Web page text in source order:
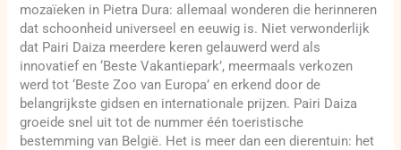
mozaïeken in Pietra Dura: allemaal wonderen die herinneren
dat schoonheid universeel en eeuwig is. Niet verwonderlijk
dat Pairi Daiza meerdere keren gelauwerd werd als
innovatief en ‘Beste Vakantiepark’, meermaals verkozen
werd tot ‘Beste Zoo van Europa’ en erkend door de
belangrijkste gidsen en internationale prijzen. Pairi Daiza
groeide snel uit tot de nummer één toeristische
bestemming van België. Het is meer dan een dierentuin: het